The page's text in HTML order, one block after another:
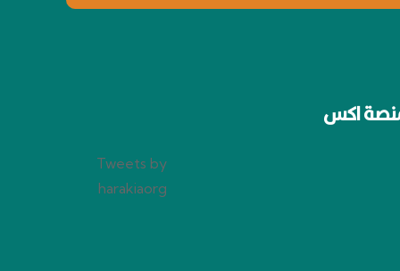
اكس
Tweets by
harakiaorg